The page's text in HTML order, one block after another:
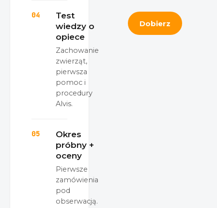
04
Test
wiedzy o
opiece
Zachowanie
zwierząt,
pierwsza
pomoc i
procedury
Alvis.
05
Okres
próbny +
oceny
Pierwsze
zamówienia
pod
obserwacją.
Dobierz